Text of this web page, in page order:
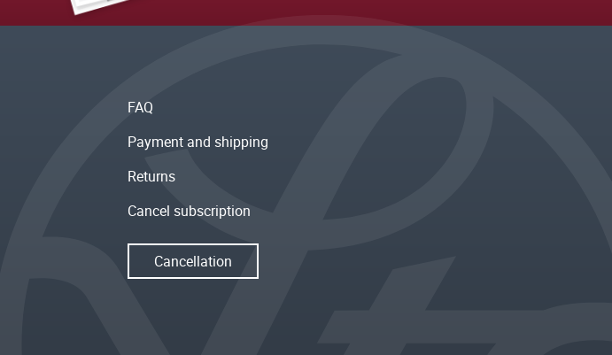
FAQ
Payment and shipping
Returns
Cancel subscription
Cancellation